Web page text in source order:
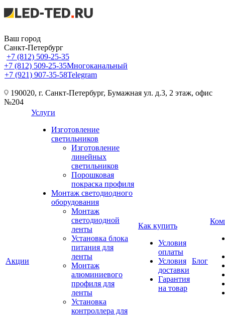
Ваш город
Санкт-Петербург
+7 (812) 509-25-35
+7 (812) 509-25-35Многоканальный
+7 (921) 907-35-58Telegram
190020, г. Санкт-Петербург, Бумажная ул. д.3, 2 этаж, офис
№204
Акции
Услуги
Изготовление
светильников
Изготовление
линейных
светильников
Порошковая
покраска профиля
Монтаж светодиодного
оборудования
Монтаж
светодиодной
ленты
Установка блока
питания для
ленты
Монтаж
алюминиевого
профиля для
ленты
Установка
контроллера для
Как купить
Условия
оплаты
Условия
доставки
Гарантия
на товар
Блог